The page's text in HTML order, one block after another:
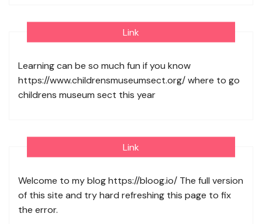
Link
Learning can be so much fun if you know
https://www.childrensmuseumsect.org/where to go
childrens museum sect this year
Link
Welcome to my bloghttps://bloog.io/ The full version
of this site and try hard refreshing this page to fix
the error.